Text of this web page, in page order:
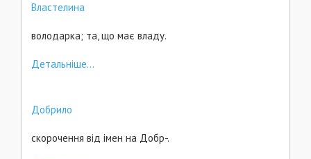
Властелина
володарка; та, що має владу.
Детальніше...
Добрило
скорочення від імен на Добр-.